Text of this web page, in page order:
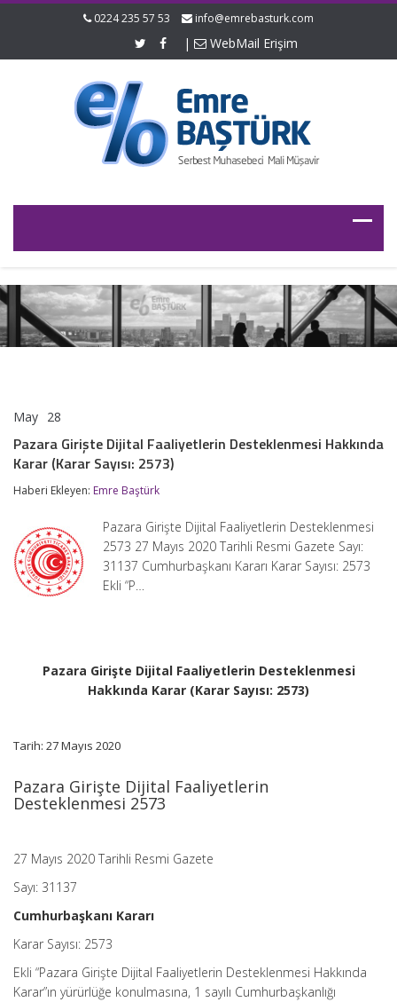
0224 235 57 53 info@emrebasturk.com
| WebMail Erişim
May 28
Dijital
Faaliyetlerin
Hakkında
(Karar
2573)
için
Pazara Girişte Dijital Faaliyetlerin Desteklenmesi Hakkında
Karar (Karar Sayısı: 2573)
Haberi Ekleyen: Emre Baştürk
Pazara Girişte Dijital Faaliyetlerin Desteklenmesi
2573 27 Mayıs 2020 Tarihli Resmi Gazete Sayı:
31137 Cumhurbaşkanı Kararı Karar Sayısı: 2573
Ekli “P…
Pazara Girişte Dijital Faaliyetlerin Desteklenmesi
Hakkında Karar (Karar Sayısı: 2573)
Tarih: 27 Mayıs 2020
Pazara Girişte Dijital Faaliyetlerin
Desteklenmesi 2573
27 Mayıs 2020 Tarihli Resmi Gazete
Sayı: 31137
Cumhurbaşkanı Kararı
Karar Sayısı: 2573
Ekli “Pazara Girişte Dijital Faaliyetlerin Desteklenmesi Hakkında
Karar”ın yürürlüğe konulmasına, 1 sayılı Cumhurbaşkanlığı